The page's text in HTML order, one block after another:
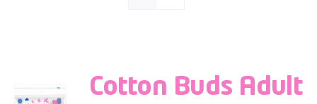
Cotton Buds Adult